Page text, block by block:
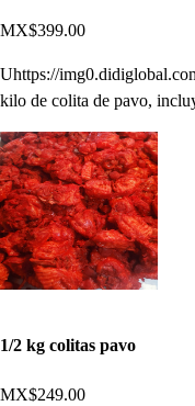
MX$399.00
Uhttps://
kilo de colita de pavo,
1/2 kg colitas pavo
MX$249.00